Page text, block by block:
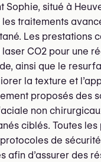
Sophie, situé à
traitements
Les prestations
CO2 pour une
ainsi que le
la texture et
proposés des
non
ciblés. Toutes
de
afin d’assurer des